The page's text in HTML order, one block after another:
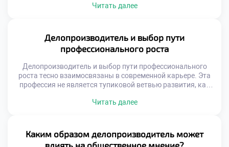
законодательного контекста. Каждый созданный
правила оформления. Незнание норм права делает
работу специалиста профессионально непригодной.
Правовая грамотность является фундаментом всей
делопроизводственной деятельности. […]
Читать далее
Делопроизводитель и выбор пути
профессионального роста
Делопроизводитель и выбор пути профессионального
роста тесно взаимосвязаны в современной карьере. Эта
профессия не является тупиковой ветвью развития, как
надежным стартовым плацдармом для множества
Документационное обеспечение управления находится на
стыке многих бизнес-процессов. Такое положение дает
Читать далее
Каким образом делопроизводитель может
влиять на общественное мнение?